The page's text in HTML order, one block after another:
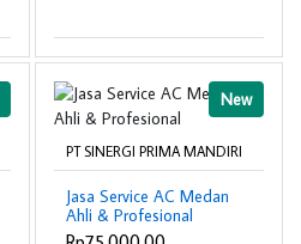
New
PT SINERGI PRIMA MANDIRI
Jasa Service AC Medan
Ahli & Profesional